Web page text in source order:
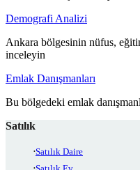
Demografi Analizi
Ankara bölgesinin nüfus,
inceleyin
Emlak Danışmanları
Bu bölgedeki emlak
Satılık
Satılık Daire